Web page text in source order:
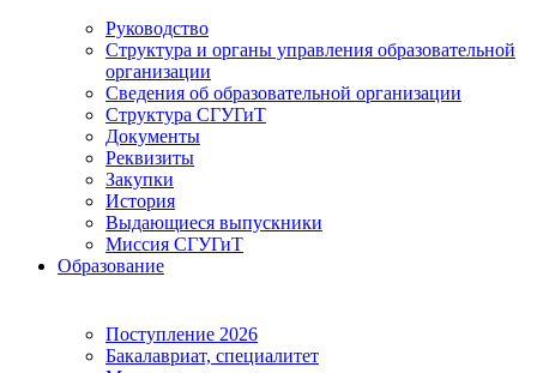
Руководство
Структура и органы управления образовательной
организации
Сведения об образовательной организации
Структура СГУГиТ
Документы
Реквизиты
Закупки
История
Выдающиеся выпускники
Миссия СГУГиТ
Образование
Поступление 2026
Бакалавриат, специалитет